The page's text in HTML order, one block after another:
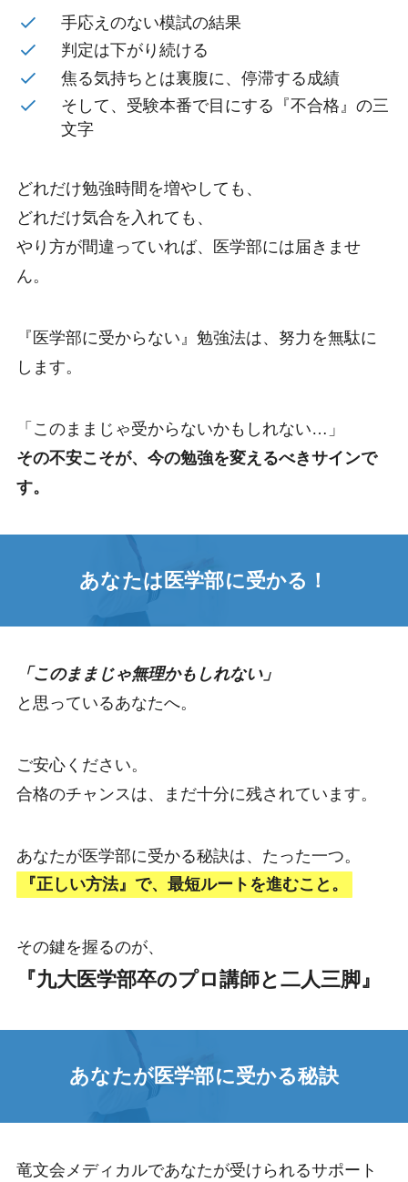
手応えのない模試の結果
判定は下がり続ける
焦る気持ちとは裏腹に、停滞する成績
そして、受験本番で目にする『不合格』の三
文字
どれだけ勉強時間を増やしても、
どれだけ気合を入れても、
やり方が間違っていれば、医学部には届きませ
ん。
『医学部に受からない』勉強法は、努力を無駄に
します。
「このままじゃ受からないかもしれない…」
その不安こそが、今の勉強を変えるべきサインで
す。
あなたは医学部に受かる！
「このままじゃ無理かもしれない」
と思っているあなたへ。
ご安心ください。
合格のチャンスは、まだ十分に残されています。
あなたが医学部に受かる秘訣は、たった一つ。
『正しい方法』で、最短ルートを進むこと。
その鍵を握るのが、
『九大医学部卒のプロ講師と二人三脚』
あなたが医学部に受かる秘訣
竜文会メディカルであなたが受けられるサポート